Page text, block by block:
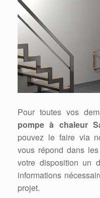
Pour toutes vos
pompe à chaleur
pouvez le faire via
vous répond dans
votre disposition un
informations
projet.